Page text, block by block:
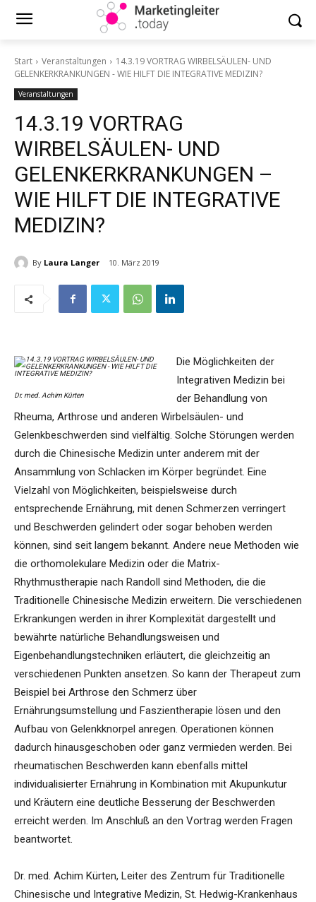
Start Veranstaltungen
14.3.19 VORTRAG WIRBELSÄULEN- UND
GELENKERKRANKUNGEN - WIE HILFT DIE INTEGRATIVE MEDIZIN?
Veranstaltungen
14.3.19 VORTRAG
WIRBELSÄULEN- UND
GELENKERKRANKUNGEN –
WIE HILFT DIE INTEGRATIVE
MEDIZIN?
By Laura Langer 10. März 2019
Dr. med. Achim Kürten
Die Möglichkeiten der
Integrativen Medizin bei
der Behandlung von
Rheuma, Arthrose und anderen Wirbelsäulen- und
Gelenkbeschwerden sind vielfältig. Solche Störungen werden
durch die Chinesische Medizin unter anderem mit der
Ansammlung von Schlacken im Körper begründet. Eine
Vielzahl von Möglichkeiten, beispielsweise durch
entsprechende Ernährung, mit denen Schmerzen verringert
und Beschwerden gelindert oder sogar behoben werden
können, sind seit langem bekannt. Andere neue Methoden wie
die orthomolekulare Medizin oder die Matrix-
Rhythmustherapie nach Randoll sind Methoden, die die
Traditionelle Chinesische Medizin erweitern. Die verschiedenen
Erkrankungen werden in ihrer Komplexität dargestellt und
bewährte natürliche Behandlungsweisen und
Eigenbehandlungstechniken erläutert, die gleichzeitig an
verschiedenen Punkten ansetzen. So kann der Therapeut zum
Beispiel bei Arthrose den Schmerz über
Ernährungsumstellung und Faszientherapie lösen und den
Aufbau von Gelenkknorpel anregen. Operationen können
dadurch hinausgeschoben oder ganz vermieden werden. Bei
rheumatischen Beschwerden kann ebenfalls mittel
individualisierter Ernährung in Kombination mit Akupunkutur
und Kräutern eine deutliche Besserung der Beschwerden
erreicht werden. Im Anschluß an den Vortrag werden Fragen
beantwortet.
Dr. med. Achim Kürten, Leiter des Zentrum für Traditionelle
Chinesische und Integrative Medizin, St. Hedwig-Krankenhaus